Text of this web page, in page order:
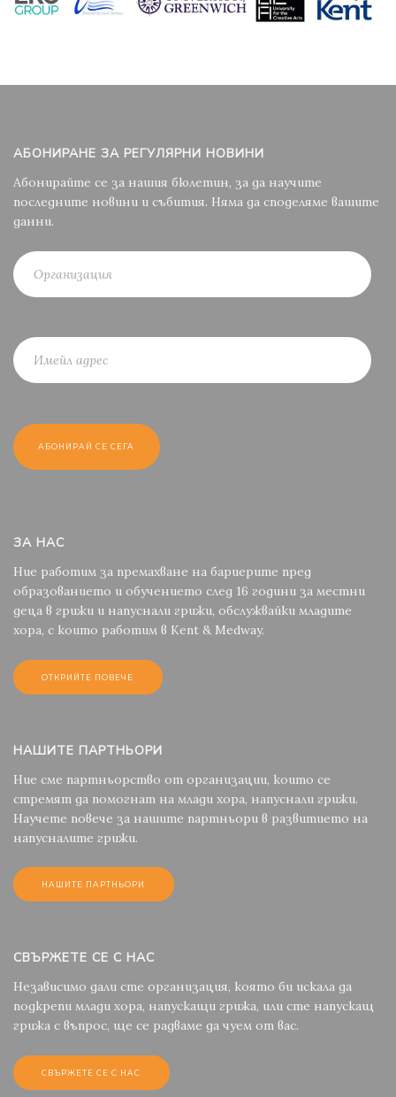
АБОНИРАНЕ ЗА РЕГУЛЯРНИ НОВИНИ
Абонирайте се за нашия бюлетин, за да научите
последните новини и събития. Няма да споделяме вашите
данни.
ЗА НАС
Ние работим за премахване на бариерите пред
образованието и обучението след 16 години за местни
деца в грижи и напуснали грижи, обслужвайки младите
хора, с които работим в Kent & Medway.
ОТКРИЙТЕ ПОВЕЧЕ
НАШИТЕ ПАРТНЬОРИ
Ние сме партньорство от организации, които се
стремят да помогнат на млади хора, напуснали грижи.
Научете повече за нашите партньори в развитието на
напусналите грижи.
НАШИТЕ ПАРТНЬОРИ
СВЪРЖЕТЕ СЕ С НАС
Независимо дали сте организация, която би искала да
подкрепи млади хора, напускащи грижа, или сте напускащ
грижа с въпрос, ще се радваме да чуем от вас.
СВЪРЖЕТЕ СЕ С НАС